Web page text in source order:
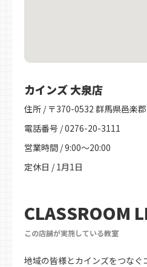
カインズ 大泉店
住所 / 〒370-0532 群馬県邑楽
電話番号 / 0276-20-3111
営業時間 / 9:00～20:00
定休日 / 1月1日
CLASSROOM
この店舗が実施している教室
地域の皆様とカインズをつなぐ